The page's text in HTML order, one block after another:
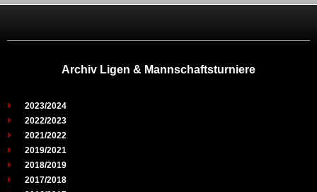
Archiv Ligen & Mannschaftsturniere
2023/2024
2022/2023
2021/2022
2019/2021
2018/2019
2017/2018